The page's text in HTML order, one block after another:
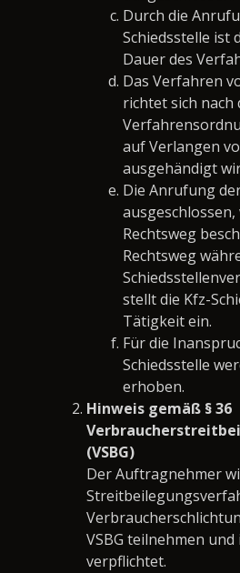
Durch die
Schiedsstelle ist
Dauer des
Das Verfahren
richtet sich nach
auf Verlangen
ausgehändigt
Die Anrufung
Rechtsweg
Rechtsweg
stellt die Kfz-
Tätigkeit ein.
Für die
Schiedsstelle
erhoben.
Hinweis gemäß § 36
(VSBG)
Der Auftragnehmer
VSBG teilnehmen
verpflichtet.